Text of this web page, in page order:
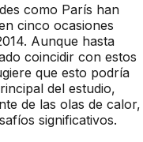
como París han
cinco ocasiones
Aunque hasta
coincidir con estos
que esto podría
del estudio,
de las olas de calor,
significativos.